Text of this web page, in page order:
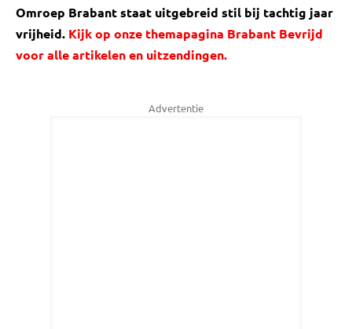
Omroep Brabant staat uitgebreid stil bij tachtig jaar
vrijheid. Kijk op onze themapagina Brabant Bevrijd
voor alle artikelen en uitzendingen.
Advertentie